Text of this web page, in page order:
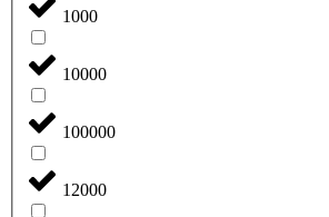
1000
10000
100000
12000